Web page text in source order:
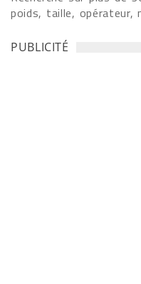
poids, taille, opérateur,
PUBLICITÉ